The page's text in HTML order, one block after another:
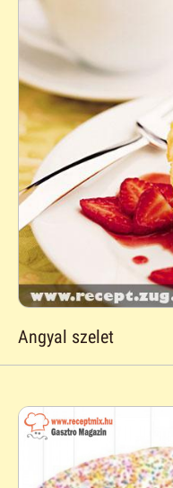
Angyal szelet